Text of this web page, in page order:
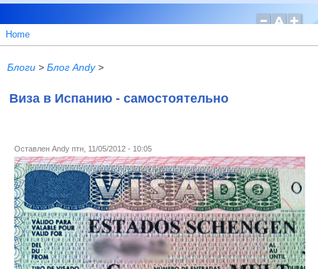
Home
Блоги > Блог Andy>
Виза в Испанию - самостоятельно
Оставлен Andy птн, 11/05/2012 - 10:05